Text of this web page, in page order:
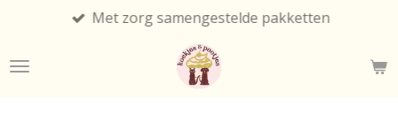
naar
Met zorg samengestelde pakketten